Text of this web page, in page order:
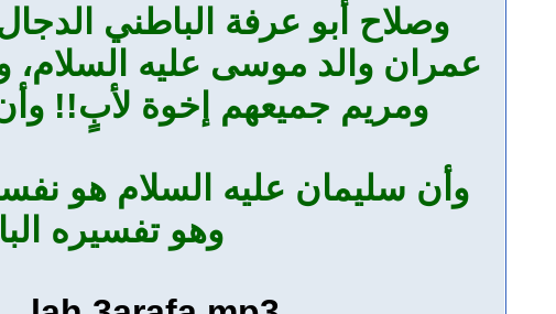
وصلاح أبو عرفة الباطني
عمران والد موسى عليه
ومريم جميعهم إخوة لأبٍ!!
وأن سليمان عليه السلام هو
وهو تفسيره